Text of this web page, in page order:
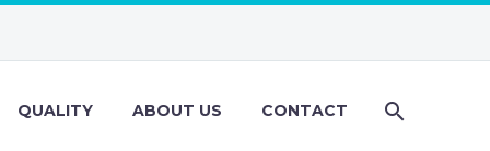
QUALITY ABOUT US CONTACT